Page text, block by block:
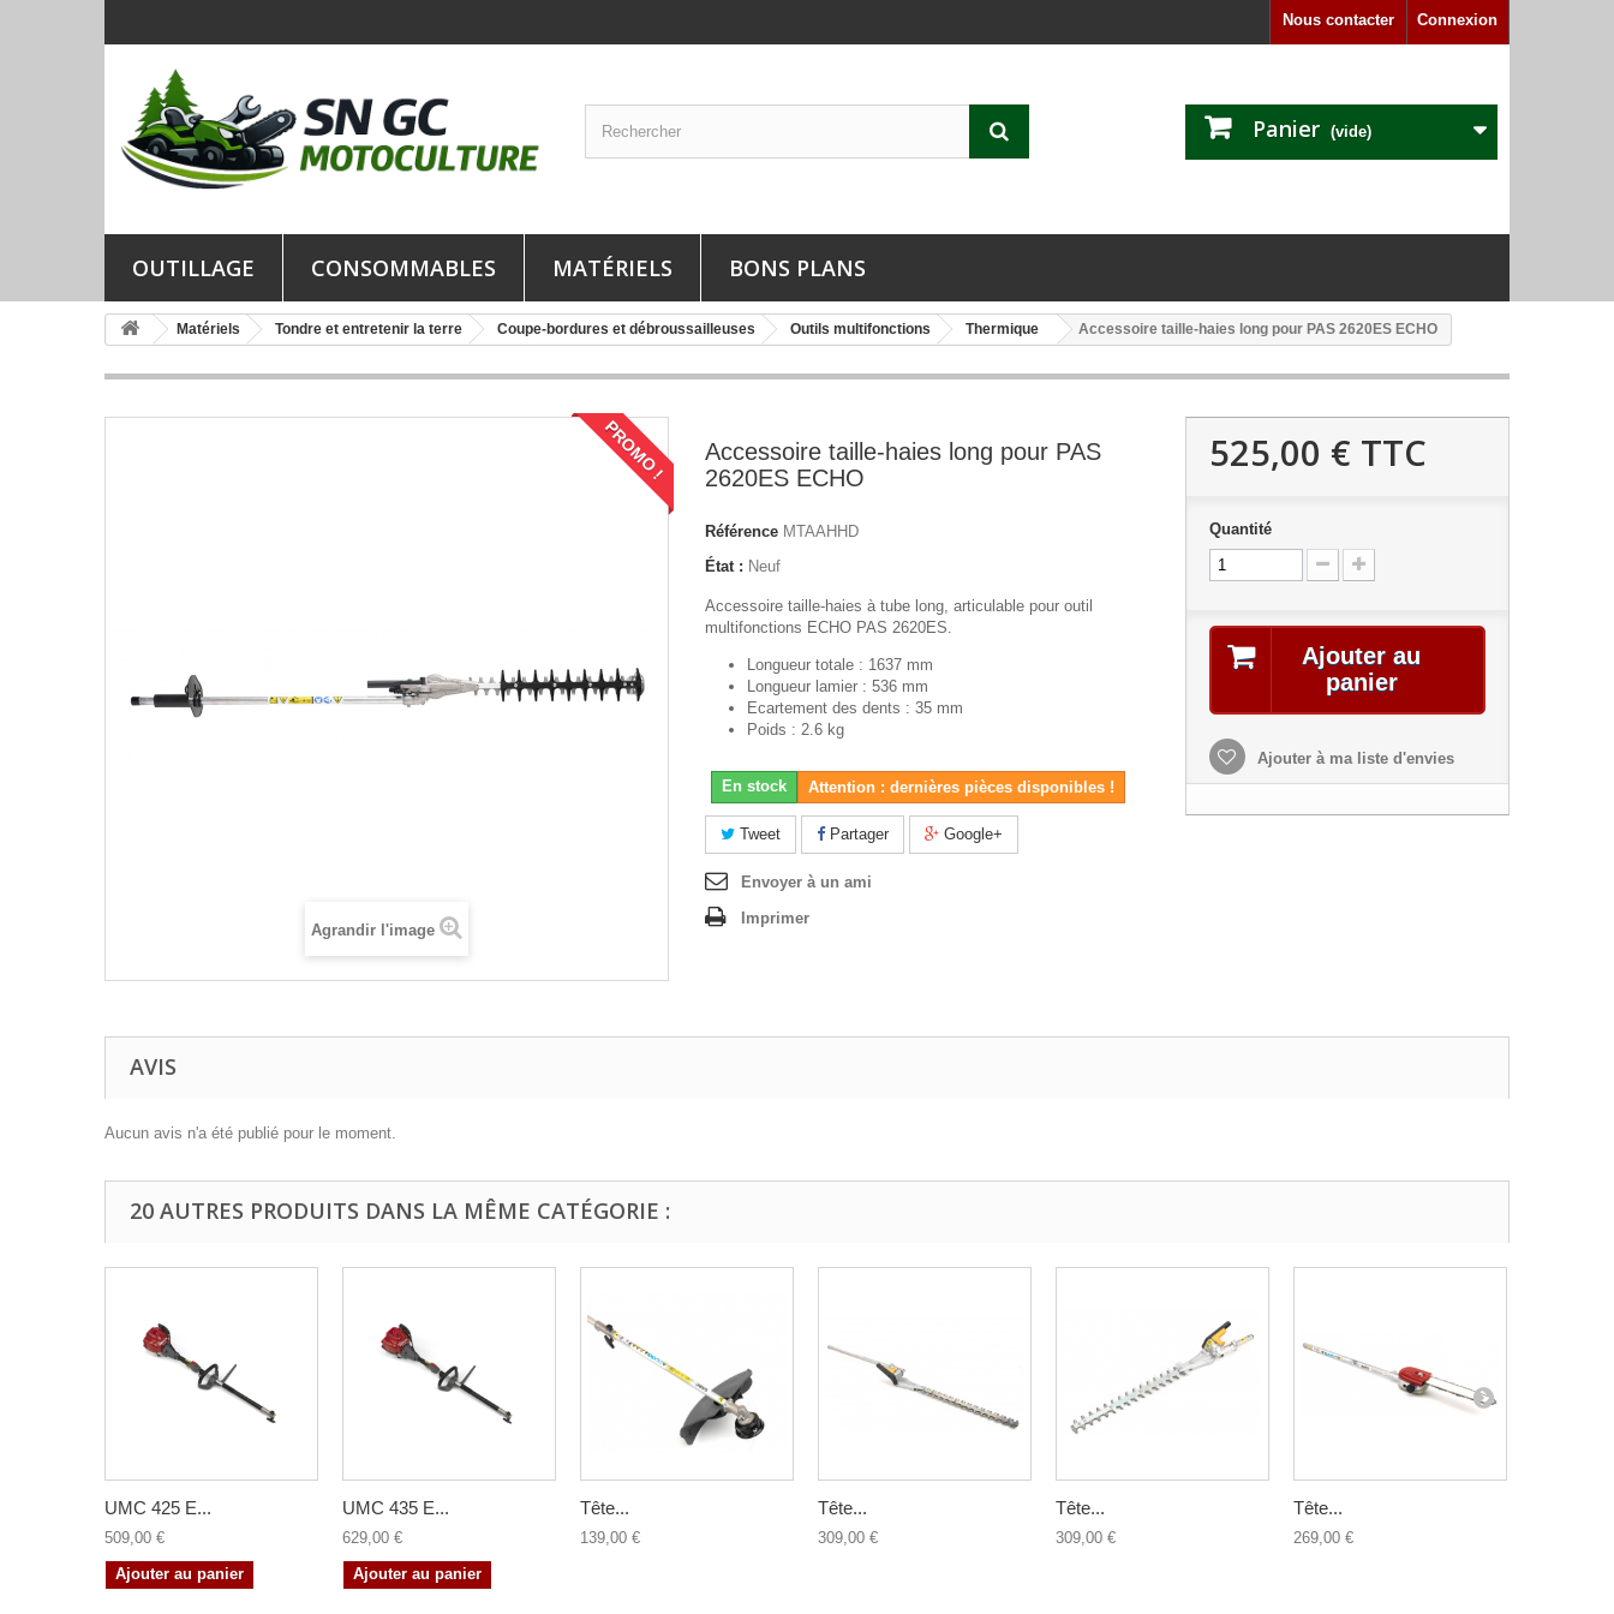
Connexion
Nous contacter
Panier (vide)
OUTILLAGE CONSOMMABLES MATÉRIELS BONS PLANS
Matériels Tondre et entretenir la terre Coupe-bordures et débroussailleuses Outils multifonctions Thermique Accessoire taille-haies long pour PAS 2620ES ECHO
PROMO !
Agrandir l'image
Accessoire taille-haies long pour PAS
2620ES ECHO
Référence MTAAHHD
État : Neuf
Accessoire taille-haies à tube long, articulable pour outil
multifonctions ECHO PAS 2620ES.
Longueur totale : 1637 mm
Longueur lamier : 536 mm
Ecartement des dents : 35 mm
Poids : 2.6 kg
En stock Attention : dernières pièces disponibles !
Tweet Partager Google+
Envoyer à un ami
Imprimer
525,00 € TTC
Quantité
Ajouter au
panier
Ajouter à ma liste d'envies
AVIS
Aucun avis n'a été publié pour le moment.
20 AUTRES PRODUITS DANS LA MÊME CATÉGORIE :
UMC 425 E...
509,00 €
Ajouter au panier
UMC 435 E...
629,00 €
Ajouter au panier
Tête...
139,00 €
Tête...
309,00 €
Tête...
309,00 €
Tête...
269,00 €